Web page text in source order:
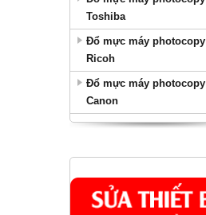
Toshiba
Đổ mực máy photocopy
Ricoh
Đổ mực máy photocopy
Canon